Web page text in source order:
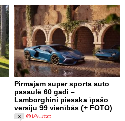
Pirmajam super sporta auto
pasaulē 60 gadi –
Lamborghini piesaka īpašo
versiju 99 vienībās (+ FOTO)
3